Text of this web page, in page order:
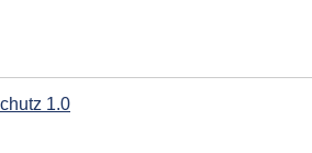
1.0